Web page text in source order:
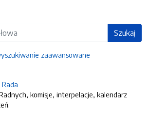
Szukaj
zaawansowane
komisje, interpelacje, kalendarz